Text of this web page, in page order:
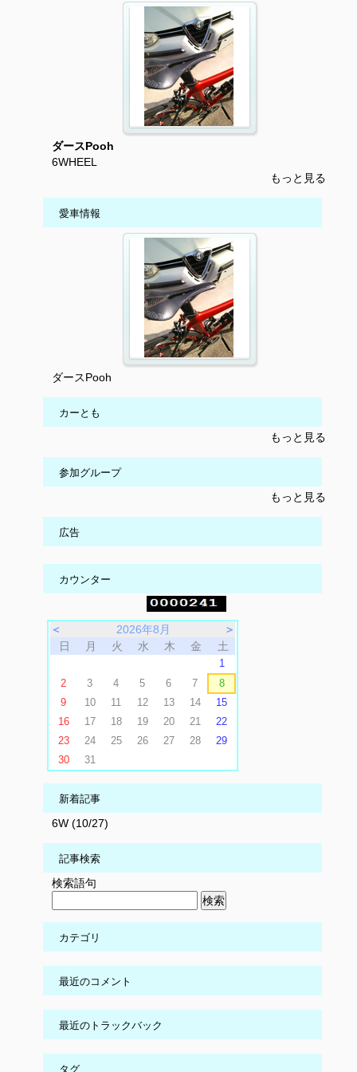
ダースPooh
6WHEEL
もっと見る
愛車情報
ダースPooh
カーとも
もっと見る
参加グループ
もっと見る
広告
カウンター
＜ 2026年8月
＞
日
月 火 水 木 金 土
1
2
3 4 5 6 7
8
9
10 11 12 13 14
15
16
17 18 19 20 21
22
23
24 25 26 27 28
29
30
31
新着記事
6W (10/27)
記事検索
検索語句
カテゴリ
最近のコメント
最近のトラックバック
タグ